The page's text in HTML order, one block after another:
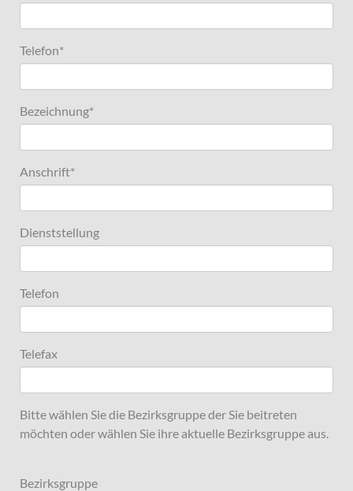
Telefon*
Bezeichnung*
Anschrift*
Dienststellung
Telefon
Telefax
Bitte wählen Sie die Bezirksgruppe der Sie beitreten
möchten oder wählen Sie ihre aktuelle Bezirksgruppe aus.
Bezirksgruppe